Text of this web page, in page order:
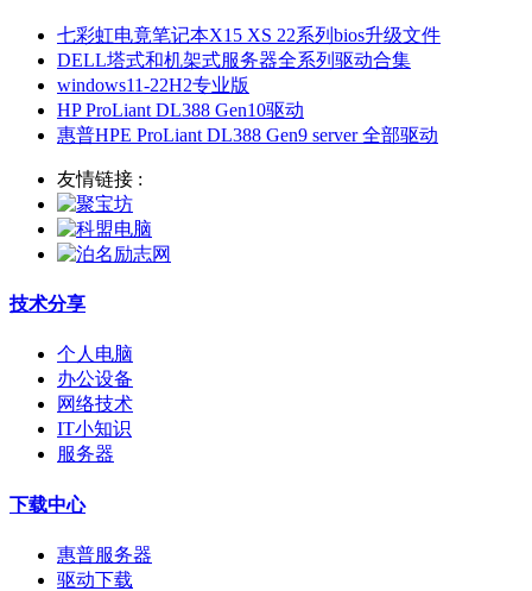
七彩虹电竟笔记本X15 XS 22系列bios升级文件
DELL塔式和机架式服务器全系列驱动合集
windows11-22H2专业版
HP ProLiant DL388 Gen10驱动
惠普HPE ProLiant DL388 Gen9 server 全部驱动
友情链接 :
技术分享
个人电脑
办公设备
网络技术
IT小知识
服务器
下载中心
惠普服务器
驱动下载